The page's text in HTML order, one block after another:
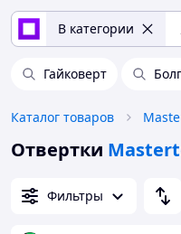
В категории
Гайковерт
Каталог товаров
Отвертки
Фильтры